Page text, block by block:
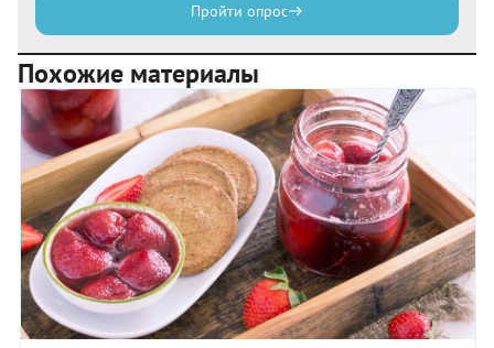
Пройти опрос
Похожие материалы